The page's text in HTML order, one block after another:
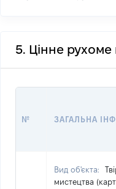
5. Цінне рухоме
№ ЗАГАЛЬНА
Вид об'єкта:
мистецтва